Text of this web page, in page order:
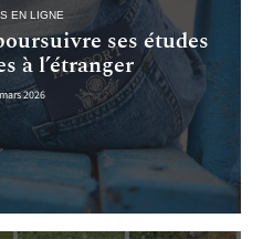
EN LIGNE
ses études
à l’étranger
2026